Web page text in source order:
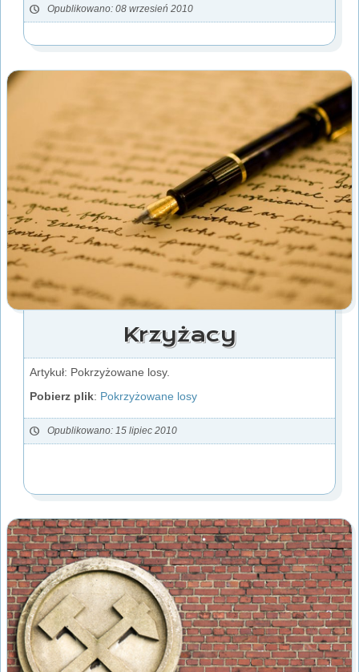
Opublikowano: 08 wrzesień 2010
Krzyżacy
Artykuł: Pokrzyżowane losy.
Pobierz plik: Pokrzyżowane losy
Opublikowano: 15 lipiec 2010